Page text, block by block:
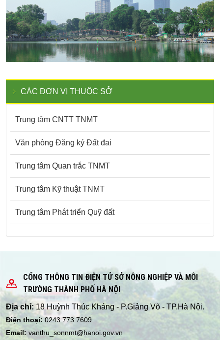
CÁC ĐƠN VỊ THUỘC SỞ
Trung tâm CNTT TNMT
Văn phòng Đăng ký Đất đai
Trung tâm Quan trắc TNMT
Trung tâm Kỹ thuật TNMT
Trung tâm Phát triển Quỹ đất
CỔNG THÔNG TIN ĐIỆN TỬ SỞ NÔNG NGHIỆP VÀ MÔI
TRƯỜNG THÀNH PHỐ HÀ NỘI
Địa chỉ: 18 Huỳnh Thúc Kháng - P.Giảng Võ - TP.Hà Nội.
Điện thoại: 0243.773.7609
Email: vanthu_sonnmt@hanoi.gov.vn